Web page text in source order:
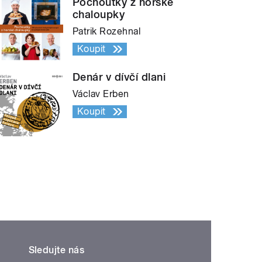
chaloupky
Patrik Rozehnal
Koupit
Denár v dívčí dlani
Václav Erben
Koupit
Sledujte nás